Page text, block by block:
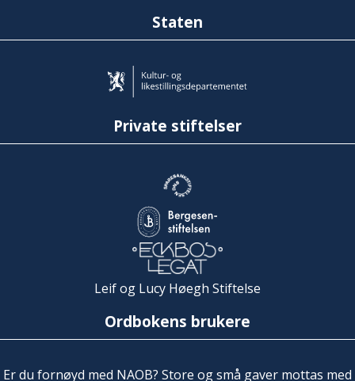
Staten
Private stiftelser
Leif og Lucy Høegh Stiftelse
Ordbokens brukere
Er du fornøyd med NAOB? Store og små gaver mottas med